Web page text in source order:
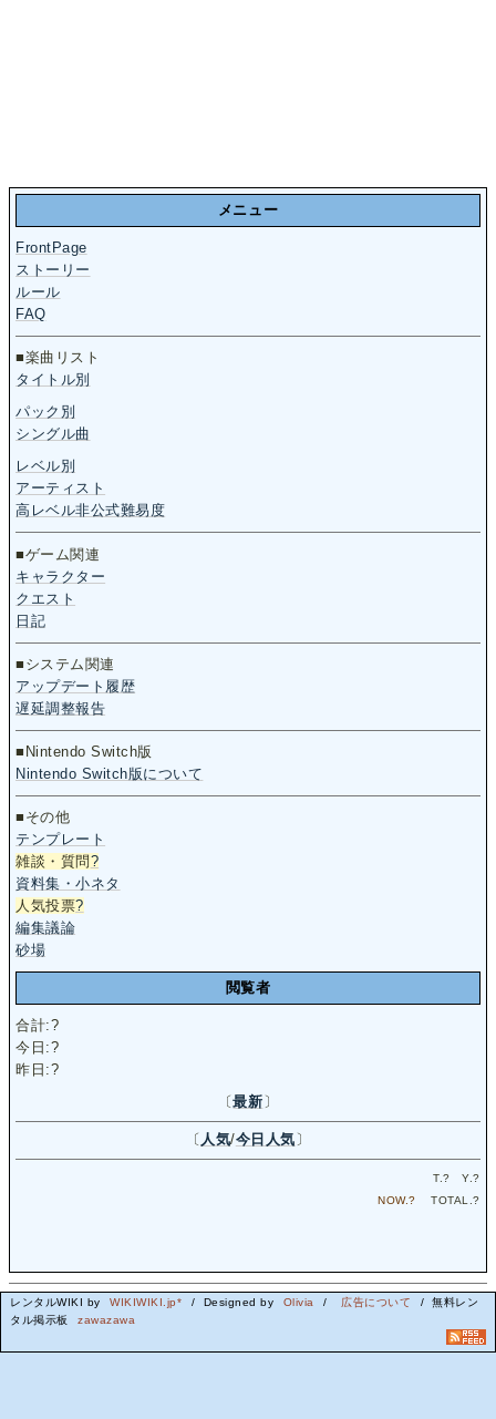
メニュー
FrontPage
ストーリー
ルール
FAQ
■楽曲リスト
タイトル別
パック別
シングル曲
レベル別
アーティスト
高レベル非公式難易度
■ゲーム関連
キャラクター
クエスト
日記
■システム関連
アップデート履歴
遅延調整報告
■Nintendo Switch版
Nintendo Switch版について
■その他
テンプレート
雑談・質問?
資料集・小ネタ
人気投票?
編集議論
砂場
閲覧者
合計:?
今日:?
昨日:?
〔最新 〕
〔 人気/今日人気 〕
T.? Y.?
NOW.? TOTAL.?
レンタルWIKI by WIKIWIKI.jp* / Designed by Olivia / 広告について
/ 無料レン
タル掲示板
zawazawa